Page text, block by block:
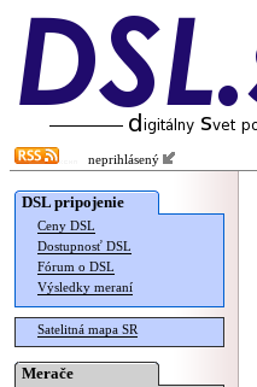
neprihlásený
DSL pripojenie
Ceny DSL
Dostupnosť DSL
Fórum o DSL
Výsledky meraní
Satelitná mapa SR
Merače